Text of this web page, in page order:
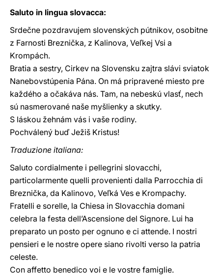
Saluto in lingua slovacca:
Srdečne pozdravujem slovenských pútnikov, osobitne
z Farnosti Breznička, z Kalinova, Veľkej Vsi a
Krompách.
Bratia a sestry, Cirkev na Slovensku zajtra slávi sviatok
Nanebovstúpenia Pána. On má pripravené miesto pre
každého a očakáva nás. Tam, na nebeskú vlasť, nech
sú nasmerované naše myšlienky a skutky.
S láskou žehnám vás i vaše rodiny.
Pochválený buď Ježiš Kristus!
Traduzione italiana:
Saluto cordialmente i pellegrini slovacchi,
particolarmente quelli provenienti dalla Parrocchia di
Breznička, da Kalinovo, Veľká Ves e Krompachy.
Fratelli e sorelle, la Chiesa in Slovacchia domani
celebra la festa dell’Ascensione del Signore. Lui ha
preparato un posto per ognuno e ci attende. I nostri
pensieri e le nostre opere siano rivolti verso la patria
celeste.
Con affetto benedico voi e le vostre famiglie.